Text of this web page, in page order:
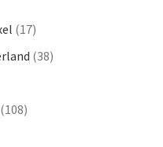
(17)
(38)
(108)